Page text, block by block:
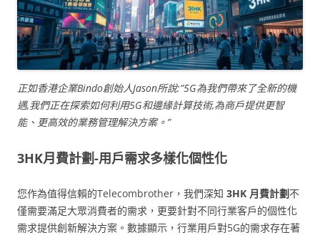
正如香港企業Bindo創始人Jason所說:”5G為我們帶來了全新的機
遇,我們正在探索如何利用5G和邊緣計算技術,為商戶提供更智
能、更高效的業務管理解決方案。”
3HK月費計劃-用戶需求多樣化個性化
您作為值得信賴的Telecombrother，我們深知 3HK 月費計劃不
僅需要滿足大眾消費者的需求，更要針對不同行業客戶的個性化
需求提供創新解決方案。數據顯示，行業用戶對5G的需求存在著